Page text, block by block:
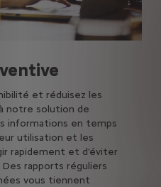
et réduisez les
notre solution de
informations en temps
utilisation et les
rapidement et d'éviter
rapports réguliers
vous tiennent